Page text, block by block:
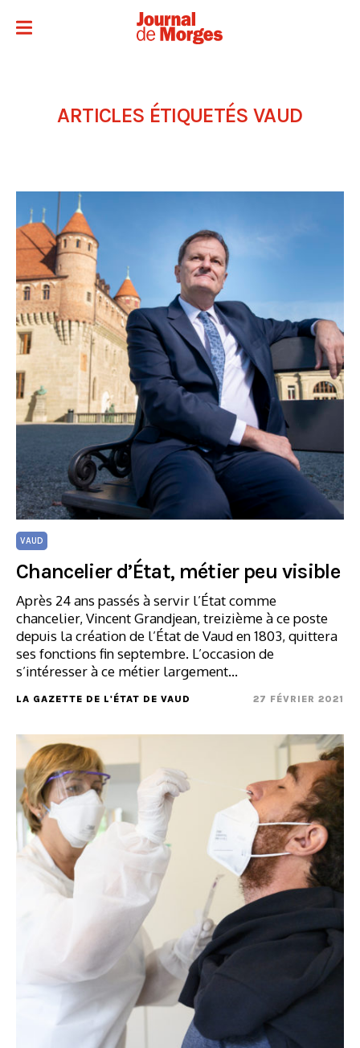
ARTICLES ÉTIQUETÉSVAUD
VAUD
Chancelier d’État, métier peu visible
Après 24 ans passés à servir l’État comme
chancelier, Vincent Grandjean, treizième à ce poste
depuis la création de l’État de Vaud en 1803, quittera
ses fonctions fin septembre. L’occasion de
s’intéresser à ce métier largement…
LA GAZETTE DE L'ÉTAT DE VAUD 27 FÉVRIER 2021